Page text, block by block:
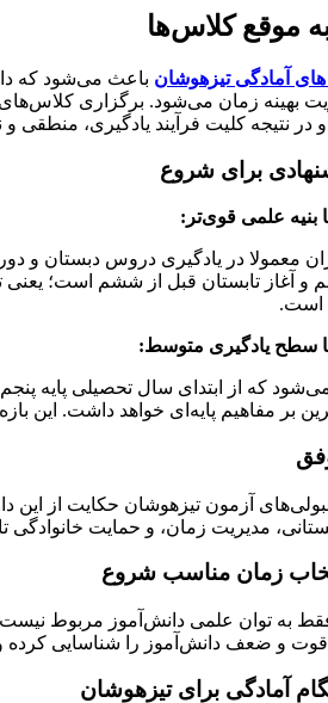
موقع کلاس‌ها
آمادگی تیزهوشان باعث می‌شود که
بهینه زمان می‌شود. برگزاری
در نتیجه کلیت فرآیند یادگیری، منطقی
برای شروع
معمولا در یادگیری دروس دبستان و
پنجم و آغاز تابستان قبل از ششم
است.
می‌شود که از ابتدای سال تحصیلی پایه
بر مفاهیم پایه‌ای خواهد داشت. این
آزمون تیزهوشان حکایت از این
مدیریت زمان، و حمایت خانوادگی
زمان مناسب شروع
به توان علمی دانش‌آموز مربوط
و ضعف دانش‌آموز را شناسایی کرده و
آمادگی برای تیزهوشان